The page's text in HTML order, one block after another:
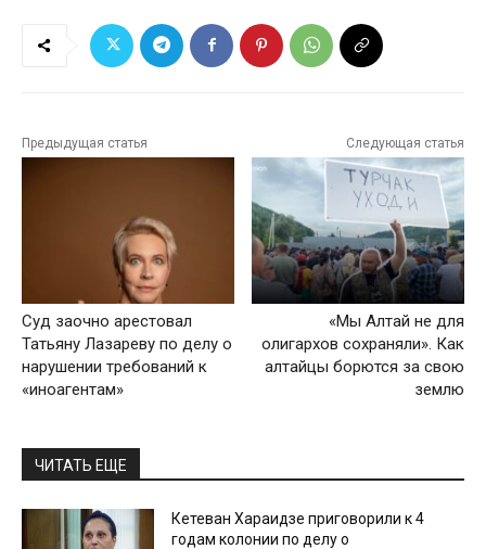
Предыдущая статья
Суд заочно арестовал
Татьяну Лазареву по делу о
нарушении требований к
«иноагентам»
Следующая статья
«Мы Алтай не для
олигархов сохраняли». Как
алтайцы борются за свою
землю
ЧИТАТЬ ЕЩЕ
Кетеван Хараидзе приговорили к 4
годам колонии по делу о